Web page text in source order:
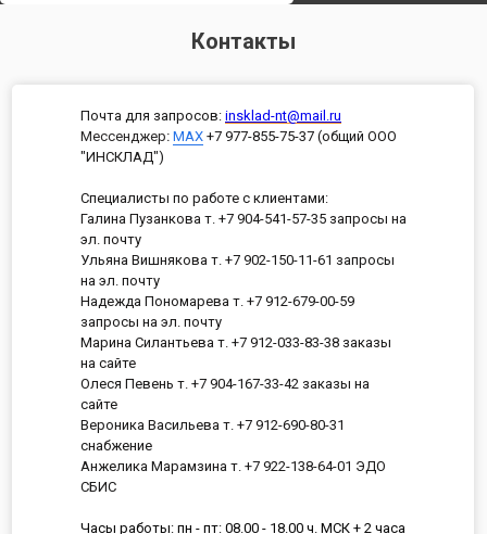
Контакты
Почта для запросов: insklad-nt@mail.ru
Мессенджер: MAX +7 977-855-75-37 (общий ООО
"ИНСКЛАД")
Специалисты по работе с клиентами:
Галина Пузанкова т. +7 904-541-57-35 запросы на
эл. почту
Ульяна Вишнякова т. +7 902-150-11-61 запросы
на эл. почту
Надежда Пономарева т. +7 912-679-00-59
запросы на эл. почту
Марина Силантьева т. +7 912-033-83-38 заказы
на сайте
Олеся Певень т. +7 904-167-33-42 заказы на
сайте
Вероника Васильева т. +7 912-690-80-31
снабжение
Анжелика Марамзина т. +7 922-138-64-01 ЭДО
СБИС
Часы работы: пн - пт: 08.00 - 18.00 ч. МСК + 2 часа